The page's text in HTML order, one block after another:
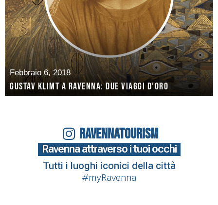
Febbraio 6, 2018
Gustav Klimt a Ravenna: due viaggi d’oro
RAVENNATOURISM
Ravenna attraverso i tuoi occhi
Tutti i luoghi iconici della città
#myRavenna